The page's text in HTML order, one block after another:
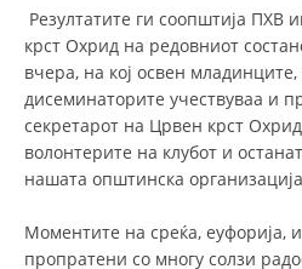
СОБРАНИЕ
СТРУКТУРА И
MЕЃУНАРОДНО
УПОТРЕБА И ЗАШТИТА
Резултатите ги соопштија ПХВ
крст Охрид на редовниот
вчера, на кој освен
дисеминаторите учествуваа и
секретарот на Црвен крст
волонтерите на клубот и
нашата општинска
Моментите на среќа, еуфорија,
пропратени со многу солзи